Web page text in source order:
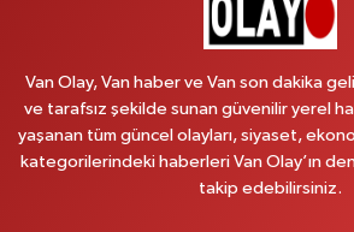
Van Olay, Van haber ve Van son dakika
ve tarafsız şekilde sunan güvenilir yerel
yaşanan tüm güncel olayları, siyaset,
kategorilerindeki haberleri Van Olay’ın
takip edebilirsiniz.